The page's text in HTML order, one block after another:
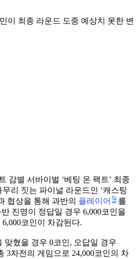
이 최종 라운드 도중 예상치 못한 변
감별 서바이벌 ‘베팅 온 팩트’ 최종
리 짓는 파이널 라운드인 ‘캐스팅
협상을 통해 과반의 플레이어
를
반 진영이 정답일 경우 6,000코인을
코인이 차감된다.
맞혔을 경우 0코인, 오답일 경우
3차전의 게임으로 24,000코인의 차